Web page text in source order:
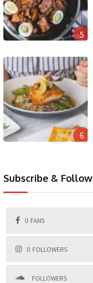
5
6
Subscribe & Follow
0 FANS
0 FOLLOWERS
FOLLOWERS